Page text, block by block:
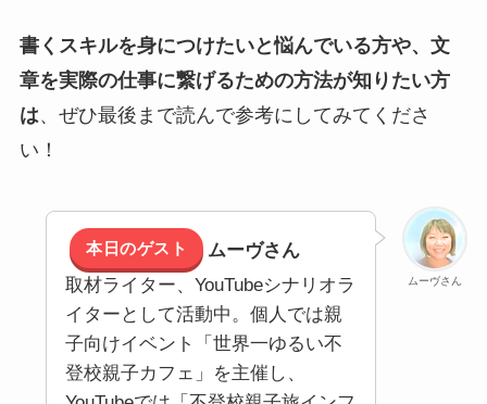
書くスキルを身につけたいと悩んでいる方や、文
章を実際の仕事に繋げるための方法が知りたい方
は、ぜひ最後まで読んで参考にしてみてくださ
い！
ムーヴさん
本日のゲスト
ムーヴさん
取材ライター、YouTubeシナリオラ
イターとして活動中。個人では親
子向けイベント「世界一ゆるい不
登校親子カフェ」を主催し、